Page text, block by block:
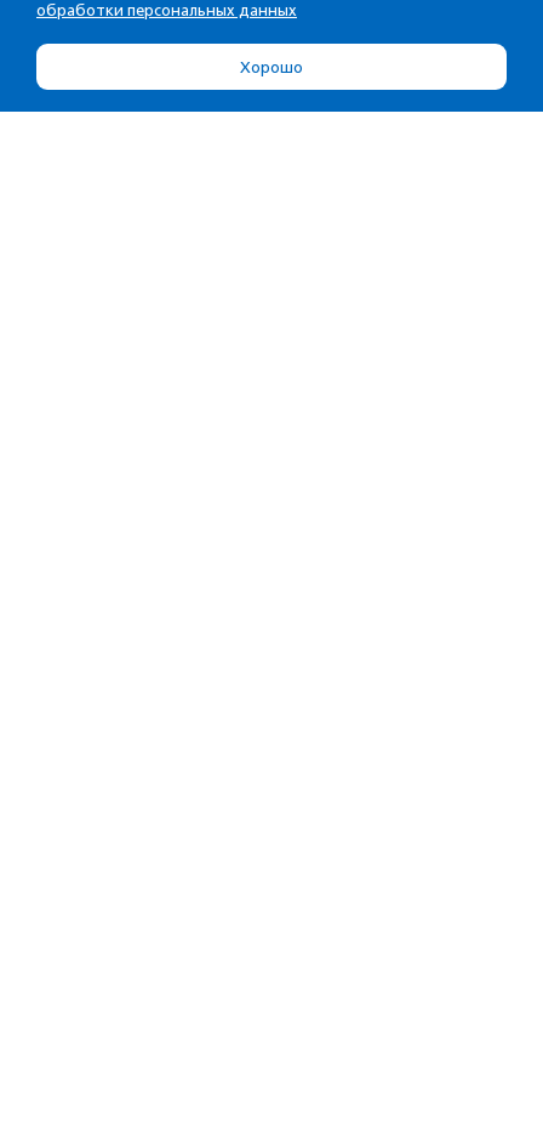
обработки персональных данных
Хорошо